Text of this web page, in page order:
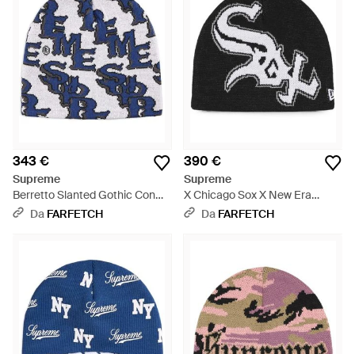
343 €
Supreme
Berretto Slanted Gothic Con
Monogramma - Blu
Da FARFETCH
390 €
Supreme
X Chicago Sox X New Era
Berretto - Nero
Da FARFETCH